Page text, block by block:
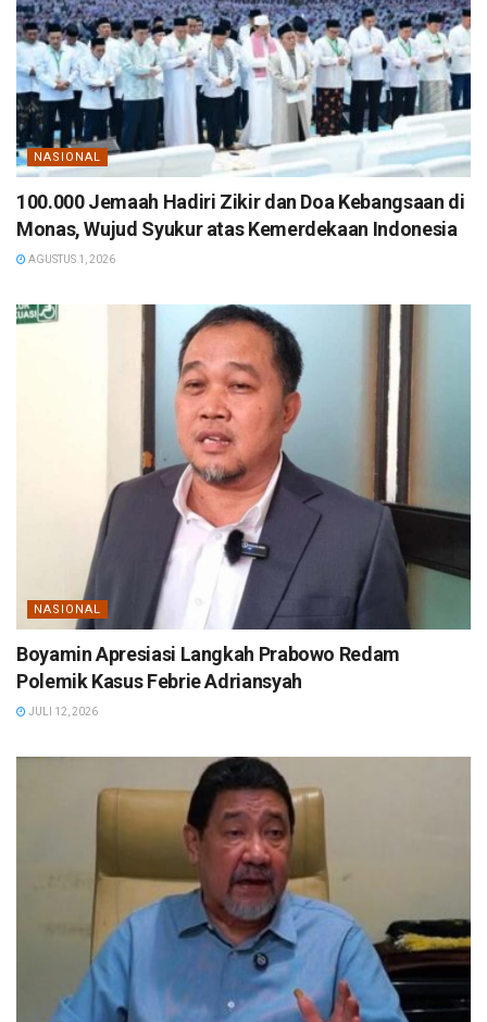
NASIONAL
100.000 Jemaah Hadiri Zikir dan Doa Kebangsaan di
Monas, Wujud Syukur atas Kemerdekaan Indonesia
AGUSTUS 1, 2026
NASIONAL
Boyamin Apresiasi Langkah Prabowo Redam
Polemik Kasus Febrie Adriansyah
JULI 12, 2026